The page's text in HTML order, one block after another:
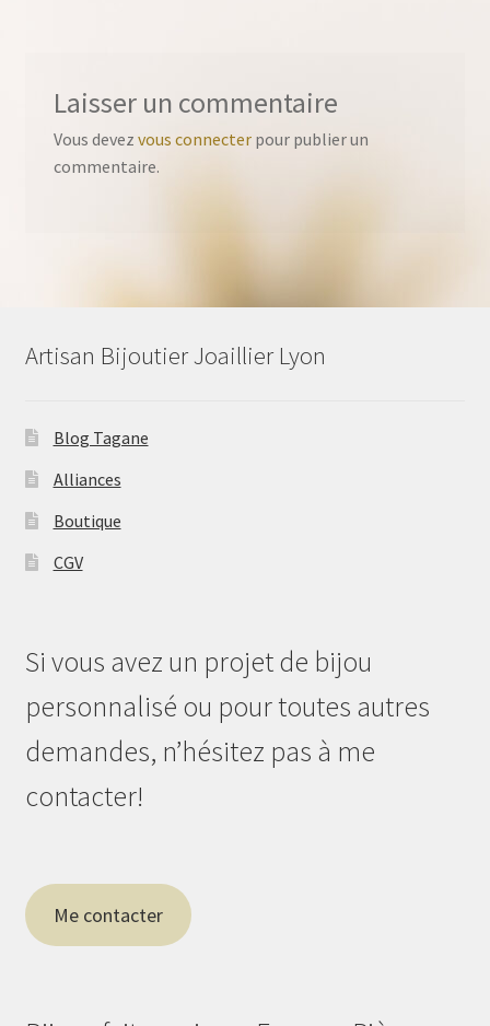
Laisser un commentaire
Vous devez vous connecterpour publier un
commentaire.
Artisan Bijoutier Joaillier Lyon
Blog Tagane
Alliances
Boutique
CGV
Si vous avez un projet de bijou
personnalisé ou pour toutes autres
demandes, n’hésitez pas à me
contacter!
Me contacter